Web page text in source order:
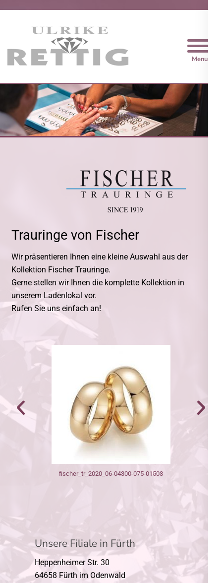
Trauringe Rettig
Trauringe von Fischer
Wir präsentieren Ihnen eine kleine Auswahl aus der
Kollektion Fischer Trauringe.
Gerne stellen wir Ihnen die komplette Kollektion in
unserem Ladenlokal vor.
Rufen Sie uns einfach an!
fischer_tr_2020_06-04300-075-01503
Unsere Filiale in Fürth
Heppenheimer Str. 30
64658 Fürth im Odenwald